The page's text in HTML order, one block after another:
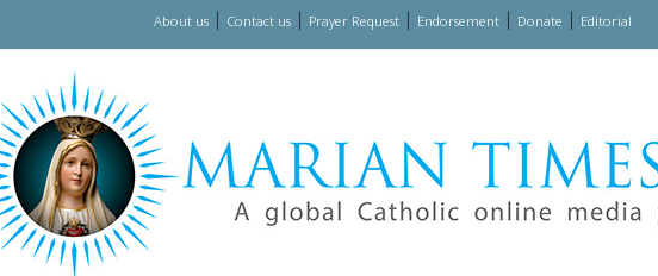
About us| Contact us| Prayer Request| Endorsement| Donate Editorial